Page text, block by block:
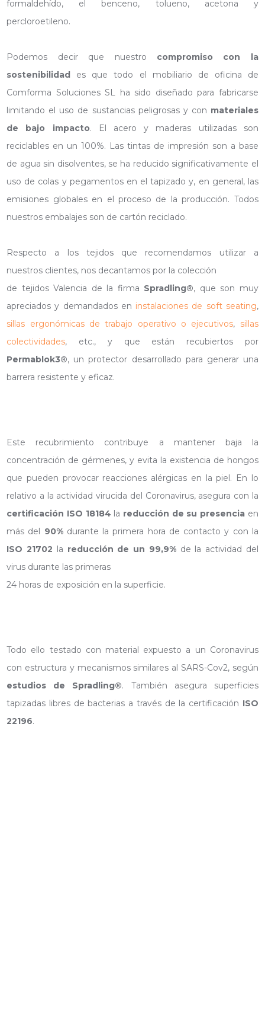
formaldehído, el benceno, tolueno, acetona y
percloroetileno.
Podemos decir que nuestro compromiso con la
sostenibilidad es que todo el mobiliario de oficina de
Comforma Soluciones SL ha sido diseñado para fabricarse
limitando el uso de sustancias peligrosas y con materiales
de bajo impacto. El acero y maderas utilizadas son
reciclables en un 100%. Las tintas de impresión son a base
de agua sin disolventes, se ha reducido significativamente el
uso de colas y pegamentos en el tapizado y, en general, las
emisiones globales en el proceso de la producción. Todos
nuestros embalajes son de cartón reciclado.
Respecto a los tejidos que recomendamos utilizar a
nuestros clientes, nos decantamos por la colección
de tejidos Valencia de la firma Spradling®, que son muy
apreciados y demandados en instalaciones de soft seating,
sillas ergonómicas de trabajo operativo o ejecutivos, sillas
colectividades, etc., y que están recubiertos por
Permablok3®, un protector desarrollado para generar una
barrera resistente y eficaz.
Este recubrimiento contribuye a mantener baja la
concentración de gérmenes, y evita la existencia de hongos
que pueden provocar reacciones alérgicas en la piel. En lo
relativo a la actividad virucida del Coronavirus, asegura con la
certificación ISO 18184 la reducción de su presencia en
más del 90%durante la primera hora de contacto y con la
ISO 21702 la reducción de un 99,9%de la actividad del
virus durante las primeras
24 horas de exposición en la superficie.
Todo ello testado con material expuesto a un Coronavirus
con estructura y mecanismos similares al SARS-Cov2, según
estudios de Spradling®. También asegura superficies
tapizadas libres de bacterias a través de la certificación ISO
22196.